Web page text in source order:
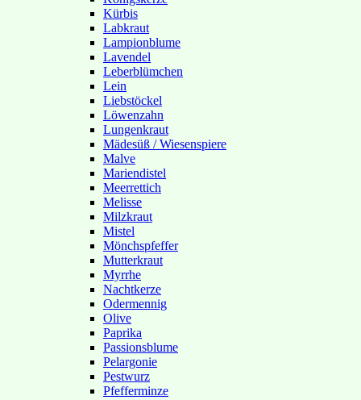
Kürbis
Labkraut
Lampionblume
Lavendel
Leberblümchen
Lein
Liebstöckel
Löwenzahn
Lungenkraut
Mädesüß / Wiesenspiere
Malve
Mariendistel
Meerrettich
Melisse
Milzkraut
Mistel
Mönchspfeffer
Mutterkraut
Myrrhe
Nachtkerze
Odermennig
Olive
Paprika
Passionsblume
Pelargonie
Pestwurz
Pfefferminze